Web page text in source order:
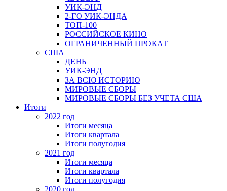
УИК-ЭНД
2-ГО УИК-ЭНДА
ТОП-100
РОССИЙСКОЕ КИНО
ОГРАНИЧЕННЫЙ ПРОКАТ
США
ДЕНЬ
УИК-ЭНД
ЗА ВСЮ ИСТОРИЮ
МИРОВЫЕ СБОРЫ
МИРОВЫЕ СБОРЫ БЕЗ УЧЕТА США
Итоги
2022 год
Итоги месяца
Итоги квартала
Итоги полугодия
2021 год
Итоги месяца
Итоги квартала
Итоги полугодия
2020 год